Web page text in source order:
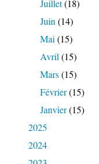
Juillet(18)
Juin (14)
Mai (15)
Avril (15)
Mars(15)
Février(15)
Janvier(15)
2025
2024